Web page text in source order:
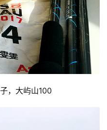
，大屿山100